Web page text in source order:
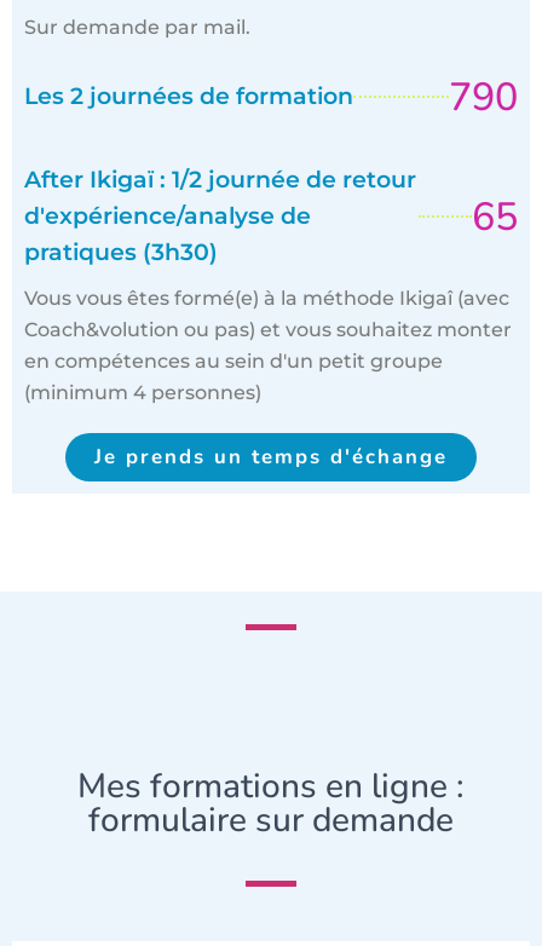
Sur demande par mail.
Les 2 journées de formation 790
After Ikigaï : 1/2 journée de retour
d'expérience/analyse de
pratiques (3h30)
65
Vous vous êtes formé(e) à la méthode Ikigaî (avec
Coach&volution ou pas) et vous souhaitez monter
en compétences au sein d'un petit groupe
(minimum 4 personnes)
Je prends un temps d'échange
Mes formations en ligne :
formulaire sur demande